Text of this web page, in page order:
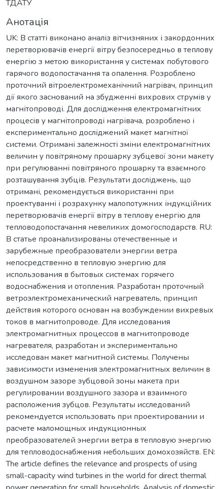
ТДАТУ
Анотація
UK: В статті виконано аналіз вітчизняних і закордонних
перетворювачів енергії вітру безпосередньо в теплову
енергію з метою використання у системах побутового
гарячого водопостачання та опалення. Розроблено
проточний вітроелектромеханічний нагрівач, принцип
дії якого заснований на збудженні вихрових струмів у
магнітопроводі. Для дослідження електромагнітних
процесів у магнітопроводі нагрівача, розроблено і
експериментально досліджений макет магнітної
системи. Отримані залежності зміни електромагнітних
величин у повітряному прошарку зубцевої зони макету
при регулюванні повітряного прошарку та взаємного
розташування зубців. Результати досліджень, що
отримані, рекомендується використанні при
проектуванні і розрахунку малопотужних індукційних
перетворювачів енергії вітру в теплову енергію для
тепловодопостачання невеликих домогосподарств. RU:
В статье проанализированы отечественные и
зарубежные преобразователи энергии ветра
непосредственно в тепловую энергию для
использования в бытовых системах горячего
водоснабжения и отопления. Разработан проточный
ветроэлектромеханический нагреватель, принцип
действия которого основан на возбуждении вихревых
токов в магнитопроводе. Для исследования
электромагнитных процессов в магнитопроводе
нагревателя, разработан и экспериментально
исследован макет магнитной системы. Получены
зависимости изменения электромагнитных величин в
воздушном зазоре зубцовой зоны макета при
регулировании воздушного зазора и взаимного
расположения зубцов. Результаты исследований
рекомендуется использовать при проектировании и
расчете маломощных индукционных
преобразователей энергии ветра в тепловую энергию
для тепловодоснабжения небольших домохозяйств. EN:
The article defines the relevance and prospects of using
small-capacity wind turbines in the world for direct thermal